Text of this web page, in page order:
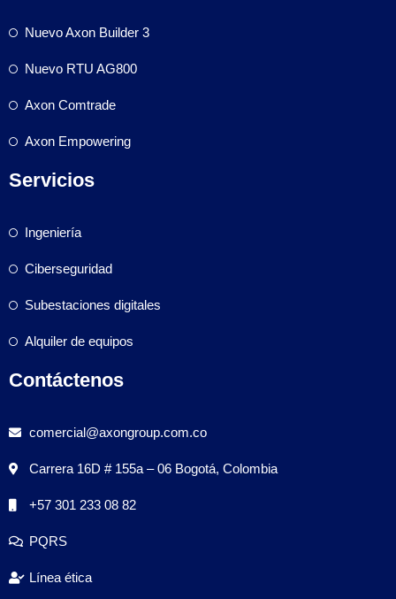
Nuevo Axon Builder 3
Nuevo RTU AG800
Axon Comtrade
Axon Empowering
Servicios
Ingeniería
Ciberseguridad
Subestaciones digitales
Alquiler de equipos
Contáctenos
comercial@axongroup.com.co
Carrera 16D # 155a – 06 Bogotá, Colombia
+57 301 233 08 82
PQRS
Línea ética